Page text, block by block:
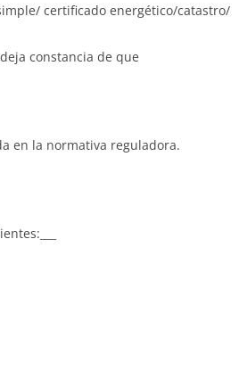
certificado energético/catastro/
constancia de que
en la normativa reguladora.